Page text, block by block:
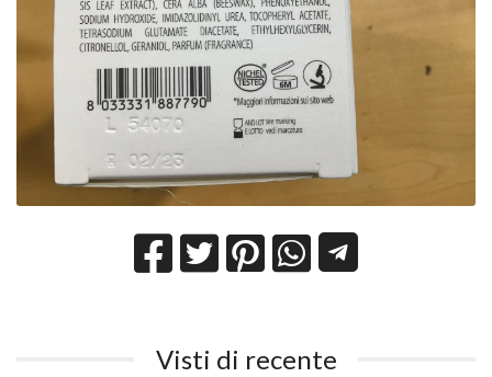
Visti di recente